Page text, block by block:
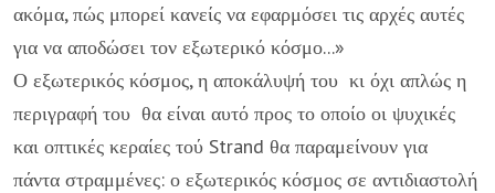
ακόμα, πώς μπορεί κανείς να εφαρμόσει τις αρχές αυτές
για να αποδώσει τον εξωτερικό κόσμο...»
Ο εξωτερικός κόσμος, η αποκάλυψή του κι όχι απλώς η
περιγραφή του θα είναι αυτό προς το οποίο οι ψυχικές
και οπτικές κεραίες τού Strand θα παραμεί­νουν για
πάντα στραμμένες: ο εξωτερι­κός κόσμος σε αντιδιαστολή